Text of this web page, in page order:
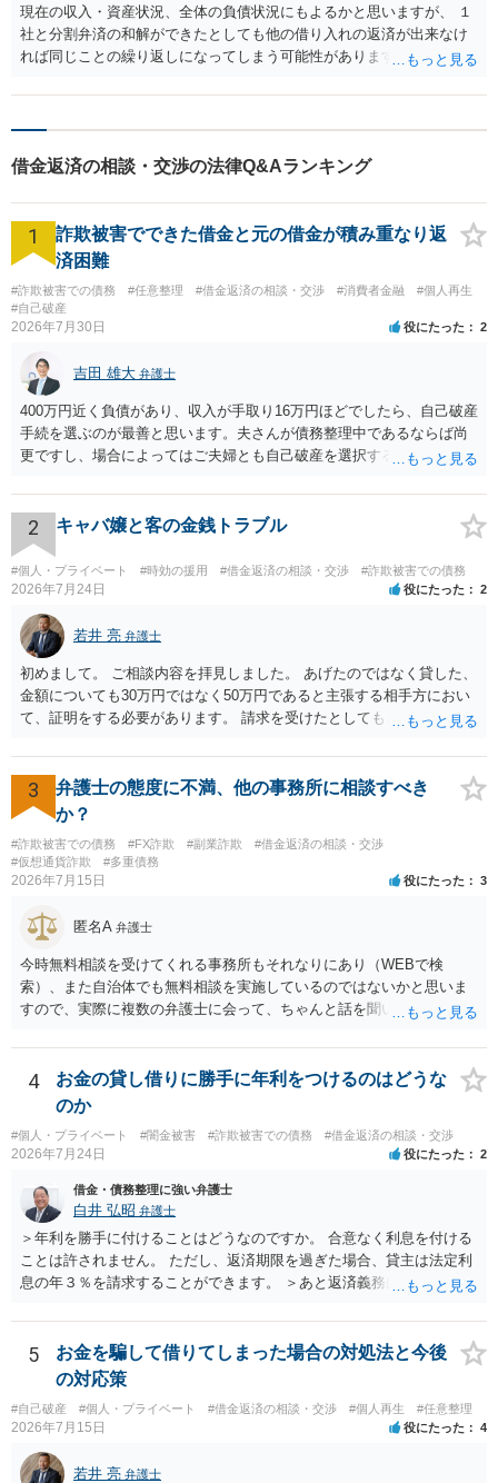
現在の収入・資産状況、全体の負債状況にもよるかと思いますが、 １
社と分割弁済の和解ができたとしても他の借り入れの返済が出来なけ
れば同じことの繰り返しになってしまう可能性があります。 場合によ
弁護士に相談された方が良いと思います。
借金返済の相談・交渉の法律Q&Aランキング
1
詐欺被害でできた借金と元の借金が積み重なり返
済困難
#詐欺被害での債務 #任意整理 #借金返済の相談・交渉 #消費者金融
#個人再生
#自己破産
2026年7月30日 役にたった 2
吉田 雄大 弁護士
400万円近く負債があり、収入が手取り16万円ほどでしたら、自己破産
手続を選ぶのが最善と思います。夫さんが債務整理中であるならば尚
更ですし、場合によってはご夫婦とも自己破産を選択する方法もある
2 キャバ嬢と客の金銭トラブル
#個人・プライベート #時効の援用 #借金返済の相談・交渉 #詐欺被害での債務
2026年7月24日 役にたった 2
若井 亮 弁護士
初めまして。 ご相談内容を拝見しました。 あげたのではなく貸した、
金額についても30万円ではなく50万円であると主張する相手方におい
て、証明をする必要があります。 請求を受けたとしても、もらったも
れることになるでしょう。 請求があるまでは、こちらからアクション
を起こす必要はないかと思います。
3
弁護士の態度に不満、他の事務所に相談すべき
か？
#詐欺被害での債務 #FX詐欺 #副業詐欺
#借金返済の相談・交渉
#仮想通貨詐欺
#多重債務
2026年7月15日 役にたった 3
匿名A 弁護士
今時無料相談を受けてくれる事務所もそれなりにあり（WEBで検
索）、また自治体でも無料相談を実施しているのではないかと思いま
すので、実際に複数の弁護士に会って、ちゃんと話を聞いてくれる
はそもそも事案を把握できていないようですので、御相談の案件につ
いては弁護士として能力不足なのかもしれません。相手にしない方が
良いと思います。ただ、仮想通貨詐欺の被害回復は現実的には難しい
かもしれません。
4
お金の貸し借りに勝手に年利をつけるのはどうな
のか
#個人・プライベート #闇金被害 #詐欺被害での債務 #借金返済の相談・交渉
2026年7月24日 役にたった 2
借金・債務整理に強い弁護士
白井 弘昭 弁護士
＞年利を勝手に付けることはどうなのですか。 合意なく利息を付ける
ことは許されません。 ただし、返済期限を過ぎた場合、貸主は法定利
息の年３％を請求することができます。 ＞あと返済義務はありますか
りたお金は返さなければいけませんし、勝手につけた利息は返済不要
です。 以上、ご参考まで。
5
お金を騙して借りてしまった場合の対処法と今後
の対応策
#自己破産 #個人・プライベート #借金返済の相談・交渉 #個人再生 #任意整理
2026年7月15日 役にたった 4
若井 亮 弁護士